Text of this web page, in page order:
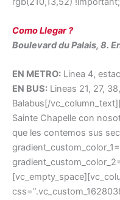
Como Llegar ?
Boulevard du Palais, 8.
EN METRO: Linea 4,
EN BUS: Lineas 21, 27,
Balabus[/
Sainte Chapelle con
que les contemos sus